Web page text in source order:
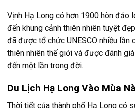
Vịnh Hạ Long có hơn 1900 hòn đảo
đến khung cảnh thiên nhiên tuyệt
đã được tổ chức UNESCO nhiều lần
thiên nhiên thế giới và được đánh
đến một lần trong đời.
Du Lịch Hạ Long Vào Mùa
Thời tiết của thành phố Hạ Long có